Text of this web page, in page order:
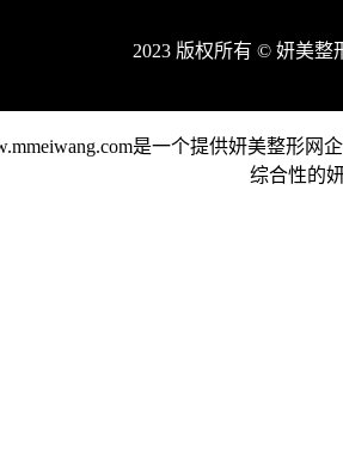
2023 版权所有 © 妍美
是一个提供妍美整形
综合性的